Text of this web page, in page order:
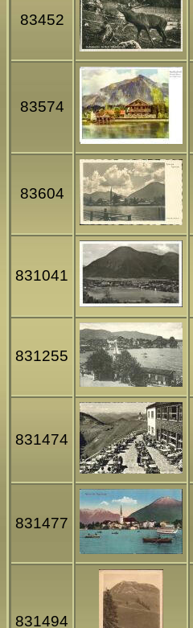
83452
83574
83604
831041
831255
831474
831477
831494